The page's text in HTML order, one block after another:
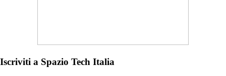
Iscriviti a Spazio Tech Italia